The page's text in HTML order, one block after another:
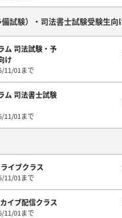
試験）・司法書士試験受験生向
ム 司法試験・予
け
11/01まで
ム 司法書士試験
11/01まで
イブクラス
11/01まで
イブ配信クラス
11/01まで